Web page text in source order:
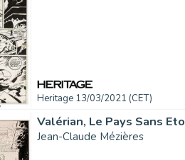
Heritage 13/03/2021 (CET)
Jean-Claude Mézières